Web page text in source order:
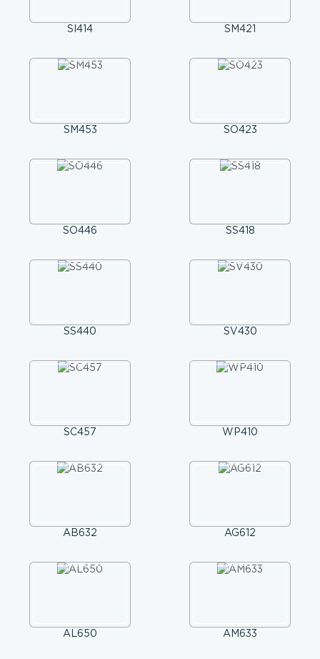
SI414 SM421
SM453 SO423
SO446 SS418
SS440 SV430
SС457 WP410
AB632 AG612
AL650 AM633